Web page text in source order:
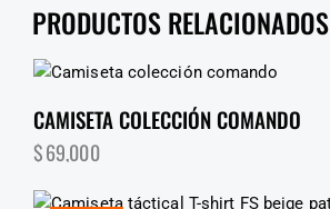
PRODUCTOS RELACIONADOS
CAMISETA COLECCIÓN COMANDO
$69,000